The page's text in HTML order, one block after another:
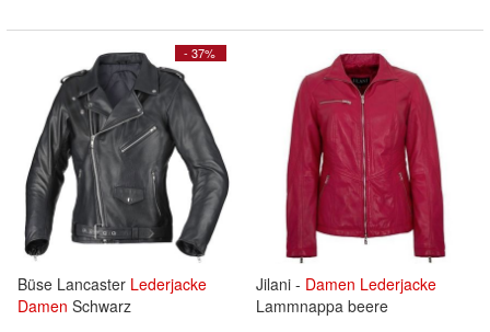
- 37%
Büse Lancaster Lederjacke
Damen Schwarz
Jilani - Damen Lederjacke
Lammnappa beere